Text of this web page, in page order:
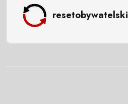
resetobywatelski